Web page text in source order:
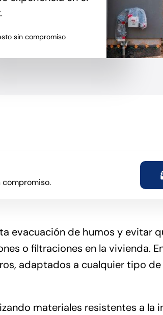
sin compromiso
evacuación de humos y evitar
o filtraciones en la vivienda.
adaptados a cualquier tipo
materiales resistentes a la